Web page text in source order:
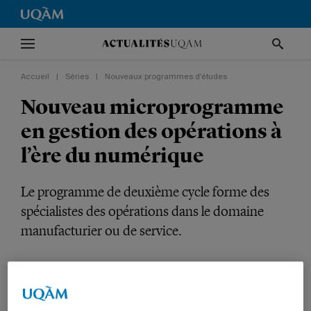
Accueil Séries Nouveaux programmes d'études
Nouveau microprogramme
en gestion des opérations à
l’ère du numérique
Le programme de deuxième cycle forme des
spécialistes des opérations dans le domaine
manufacturier ou de service.
VIE UNIVERSITAIRE